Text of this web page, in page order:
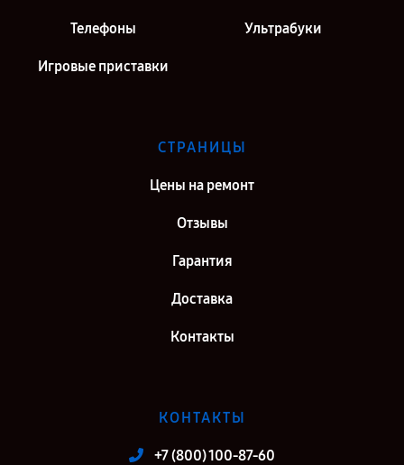
Телефоны Ультрабуки
Игровые приставки
СТРАНИЦЫ
Цены на ремонт
Отзывы
Гарантия
Доставка
Контакты
КОНТАКТЫ
+7 (800) 100-87-60